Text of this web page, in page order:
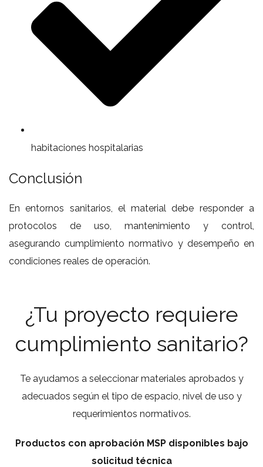
habitaciones hospitalarias
Conclusión
En entornos sanitarios, el material debe responder a
protocolos de uso, mantenimiento y control,
asegurando cumplimiento normativo y desempeño en
condiciones reales de operación.
¿Tu proyecto requiere
cumplimiento sanitario?
Te ayudamos a seleccionar materiales aprobados y
adecuados según el tipo de espacio, nivel de uso y
requerimientos normativos.
Productos con aprobación MSP disponibles bajo
solicitud técnica